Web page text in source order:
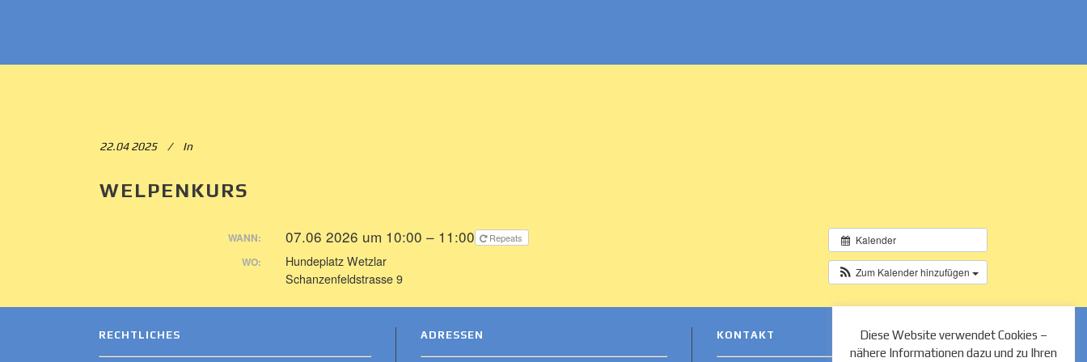
22.04 2025 In
WELPENKURS
Kalender
Zum Kalender hinzufügen
WANN: 07.06 2026 um 10:00 – 11:00 Repeats
WO:
Hundeplatz Wetzlar
Schanzenfeldstrasse 9
RECHTLICHES ADRESSEN KONTAKT
Diese Website verwendet Cookies –
nähere Informationen dazu und zu Ihren